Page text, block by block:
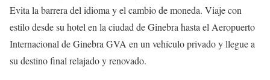
Evita la barrera del idioma y el cambio de moneda. Viaje con
estilo desde su hotel en la ciudad de Ginebra hasta el Aeropuerto
Internacional de Ginebra GVA en un vehículo privado y llegue a
su destino final relajado y renovado.